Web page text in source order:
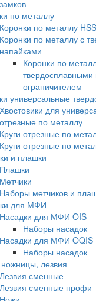
замков
по металлу
Коронки по металлу HSS
Коронки по металлу с
напайками
Коронки по
ограничителем
универсальные
Хвостовики для
по металлу
Круги отрезные по
Круги отрезные по
и плашки
Плашки
Метчики
Наборы метчиков и
для МФИ
Насадки для МФИ OIS
Наборы насадок
Насадки для МФИ OQIS
Наборы насадок
лезвия
Лезвия сменные
Лезвия сменные профи